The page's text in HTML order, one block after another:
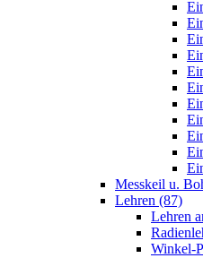
Messkeil u.
Lehren (87)
Lehren
Winkel-